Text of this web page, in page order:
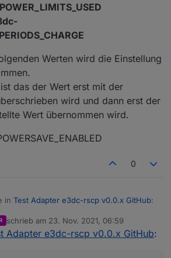
Werten wird die Einstellung
das der Wert erst mit der
wird und dann erst der
Wert übernommen wird.
0
in Test Adapter e3dc-rscp v0.0.x GitHub:
dem Verhalten von Status, Mode, Set-
schrieb am 23. Nov. 2021, 06:59
zuletzt editiert von
Adapter e3dc-rscp v0.0.x GitHub: